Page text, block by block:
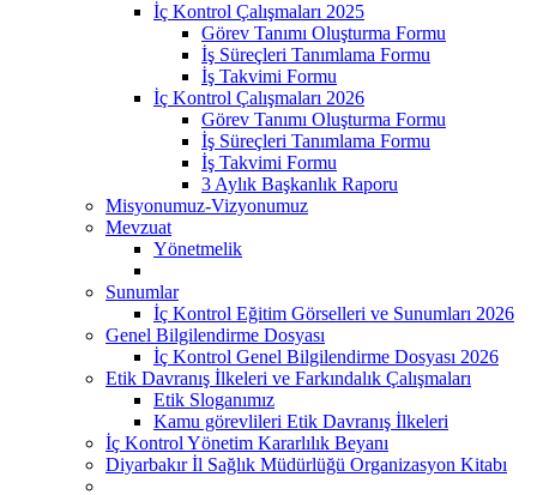
İç Kontrol Çalışmaları 2025
Görev Tanımı Oluşturma Formu
İş Süreçleri Tanımlama Formu
İş Takvimi Formu
İç Kontrol Çalışmaları 2026
Görev Tanımı Oluşturma Formu
İş Süreçleri Tanımlama Formu
İş Takvimi Formu
3 Aylık Başkanlık Raporu
Misyonumuz-Vizyonumuz
Mevzuat
Yönetmelik
Sunumlar
İç Kontrol Eğitim Görselleri ve Sunumları 2026
Genel Bilgilendirme Dosyası
İç Kontrol Genel Bilgilendirme Dosyası 2026
Etik Davranış İlkeleri ve Farkındalık Çalışmaları
Etik Sloganımız
Kamu görevlileri Etik Davranış İlkeleri
İç Kontrol Yönetim Kararlılık Beyanı
Diyarbakır İl Sağlık Müdürlüğü Organizasyon Kitabı